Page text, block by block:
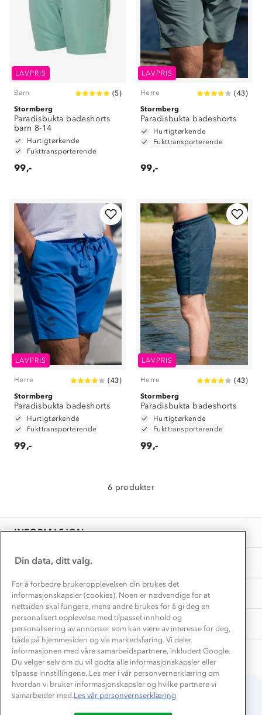
LAVPRIS
Barn (5)
Stormberg
Paradisbukta badeshorts
barn 8-14
Hurtigtørkende
Fukttransporterende
99,-
LAVPRIS
Herre (43)
Stormberg
Paradisbukta badeshorts
Hurtigtørkende
Fukttransporterende
99,-
LAVPRIS
Herre (43)
Stormberg
Paradisbukta badeshorts
Hurtigtørkende
Fukttransporterende
99,-
LAVPRIS
Herre (43)
Stormberg
Paradisbukta badeshorts
Hurtigtørkende
Fukttransporterende
99,-
6 produkter
INFORMASJON
Kundeservice
Kontakt oss
Konkurransevinnere
Kundeklubb
Presse
OM OSS
Om Stormberg
Verdigrunnlag
Klima og miljø
Dyreetikk
1% til samfunnet
Samarbeide med oss?
TIPS OG RÅD
Trelagsprinsippet barn
Alt du trenger til Norgesferien
Dette trenger du til barnehagen
Gravidklær
Store størrelser
Turmat oppskrifter
Beredskap
AKTIVITETER
Få turinspirasjon og tips her⛰
Overnatte utendørs⛺
Leirskole 🥾
Barnehageansatt
Tips til hyttetur
Din data, ditt valg.
For å forbedre brukeropplevelsen din brukes det
informasjonskapsler (cookies). Noen er nødvendige for at
nettsiden skal fungere, mens andre brukes for å gi deg en
personalisert opplevelse med tilpasset innhold og
personalisering av annonser som kan være av interesse for deg,
både på hjemmesiden og via markedsføring. Vi deler
informasjonen med våre samarbeidspartnere, inkludert Google.
Du velger selv om du vil godta alle informasjonskapsler eller
tilpasse innstillingene. Les mer i vår personvernerklæring om
hvordan vi bruker informasjonskapsler og hvilke partnere vi
samarbeider med.Les vår personvernserklæring